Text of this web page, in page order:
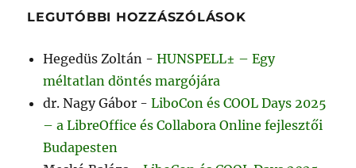
LEGUTÓBBI HOZZÁSZÓLÁSOK
Hegedüs Zoltán -HUNSPELL± – Egy
méltatlan döntés margójára
dr. Nagy Gábor -LiboCon és COOL Days 2025
– a LibreOffice és Collabora Online fejlesztői
Budapesten